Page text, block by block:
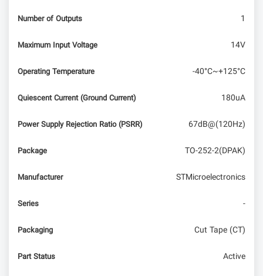
Number of Outputs 1
Maximum Input Voltage 14V
Operating Temperature -40°C~+125°C
Quiescent Current (Ground Current) 180uA
Power Supply Rejection Ratio (PSRR) 67dB@(120Hz)
Package TO-252-2(DPAK)
Manufacturer STMicroelectronics
Series -
Packaging Cut Tape (CT)
Part Status Active